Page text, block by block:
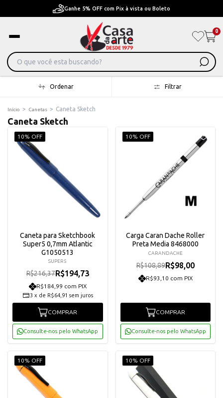
Pague em Até 6x sem juros ou ate 12x com juros
0
Ordenar Filtrar
Início > Canetas > Caneta Sketch
Caneta Sketch
10% OFF
Caneta para Sketchbook
Super5 0,7mm Atlantic
G1050513
SUPER5
R$216,37R$194,73
R$184,99 com PIX
3 x de R$64,91 sem juros
COMPRAR
Consulte-nos pelo WhatsApp
10% OFF
Carga Caran Dache Roller
Preta Media 8468000
CARANDACHE
R$108,89R$98,00
R$93,10 com PIX
COMPRAR
Consulte-nos pelo WhatsApp
10% OFF 10% OFF